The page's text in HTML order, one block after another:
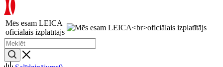
Mēs esam LEICA
oficiālais izplatītājs